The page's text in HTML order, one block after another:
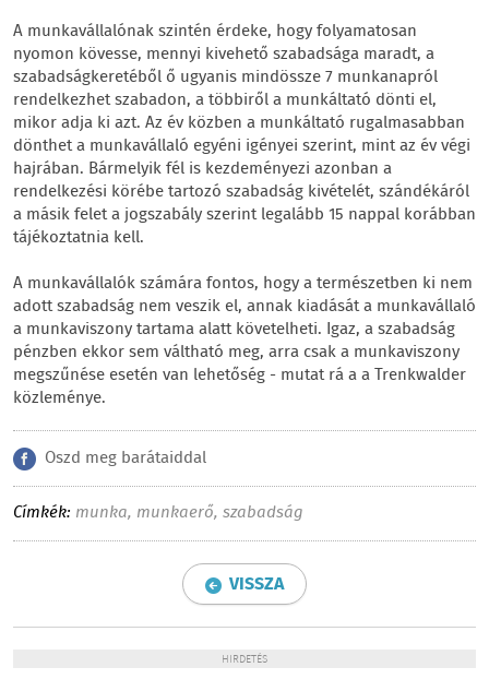
A munkavállalónak szintén érdeke, hogy folyamatosan
nyomon kövesse, mennyi kivehető szabadsága maradt, a
szabadságkeretéből ő ugyanis mindössze 7 munkanapról
rendelkezhet szabadon, a többiről a munkáltató dönti el,
mikor adja ki azt. Az év közben a munkáltató rugalmasabban
dönthet a munkavállaló egyéni igényei szerint, mint az év végi
hajrában. Bármelyik fél is kezdeményezi azonban a
rendelkezési körébe tartozó szabadság kivételét, szándékáról
a másik felet a jogszabály szerint legalább 15 nappal korábban
tájékoztatnia kell.
A munkavállalók számára fontos, hogy a természetben ki nem
adott szabadság nem veszik el, annak kiadását a munkavállaló
a munkaviszony tartama alatt követelheti. Igaz, a szabadság
pénzben ekkor sem váltható meg, arra csak a munkaviszony
megszűnése esetén van lehetőség - mutat rá a a Trenkwalder
közleménye.
Oszd meg barátaiddal
Címkék: munka, munkaerő, szabadság
VISSZA
HIRDETÉS